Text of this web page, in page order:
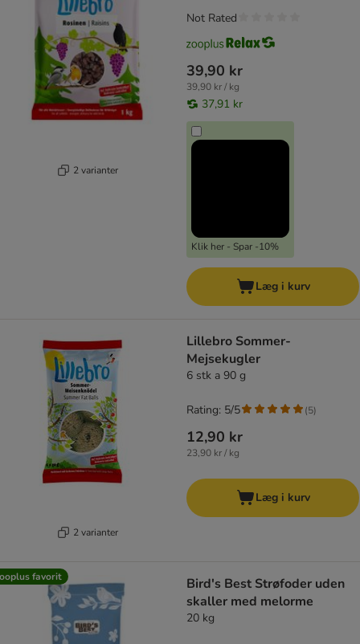
2 varianter
39,90 kr
39,90 kr / kg
37,91 kr
Klik her - Spar -10%
Not Rated
Læg i kurv
2 varianter
Lillebro Sommer-
Mejsekugler
6 stk a 90 g
12,90 kr
23,90 kr / kg
Rating: 5/5 (5)
Læg i kurv
favorit
Bird's Best Strøfoder uden
skaller med melorme
20 kg